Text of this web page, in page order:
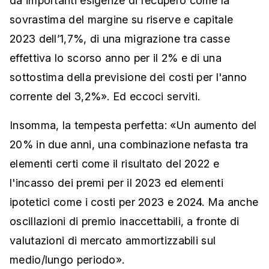
sovrastima del margine su riserve e capitale
2023 dell’1,7%, di una migrazione tra casse
effettiva lo scorso anno per il 2% e di una
sottostima della previsione dei costi per l'anno
corrente del 3,2%». Ed eccoci serviti.
Insomma, la tempesta perfetta: «Un aumento del
20% in due anni, una combinazione nefasta tra
elementi certi come il risultato del 2022 e
l'incasso dei premi per il 2023 ed elementi
ipotetici come i costi per 2023 e 2024. Ma anche
oscillazioni di premio inaccettabili, a fronte di
valutazioni di mercato ammortizzabili sul
medio/lungo periodo».